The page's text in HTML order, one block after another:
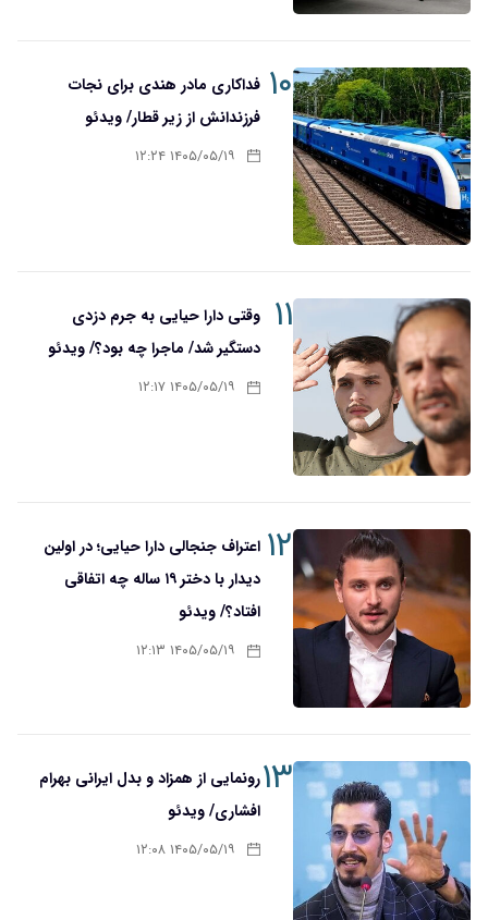
۱۰ فداکاری مادر هندی برای نجات
فرزندانش از زیر قطار/ ویدئو
۱۴۰۵/۰۵/۱۹ ۱۲:۲۴
۱۱
وقتی دارا حیایی به جرم دزدی
دستگیر شد/ ماجرا چه بود؟/ ویدئو
۱۴۰۵/۰۵/۱۹ ۱۲:۱۷
۱۲ اعتراف جنجالی دارا حیایی؛ در اولین
دیدار با دختر ۱۹ ساله چه اتفاقی
افتاد؟/ ویدئو
۱۴۰۵/۰۵/۱۹ ۱۲:۱۳
۱۳رونمایی از همزاد و بدل ایرانی بهرام
افشاری/ ویدئو
۱۴۰۵/۰۵/۱۹ ۱۲:۰۸